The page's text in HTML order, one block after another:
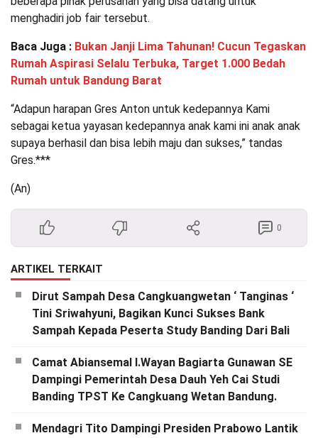
menghadiri job fair tersebut.
Baca Juga : Bukan Janji Lima Tahunan! Cucun Tegaskan
Rumah Aspirasi Selalu Terbuka, Target 1.000 Bedah
Rumah untuk Bandung Barat
“Adapun harapan Gres Anton untuk kedepannya Kami
sebagai ketua yayasan kedepannya anak kami ini anak anak
supaya berhasil dan bisa lebih maju dan sukses,” tandas
Gres.***
(An)
0
ARTIKEL TERKAIT
Dirut Sampah Desa Cangkuangwetan ‘ Tanginas ‘
Tini Sriwahyuni, Bagikan Kunci Sukses Bank
Sampah Kepada Peserta Study Banding Dari Bali
Camat Abiansemal I.Wayan Bagiarta Gunawan SE
Dampingi Pemerintah Desa Dauh Yeh Cai Studi
Banding TPST Ke Cangkuang Wetan Bandung.
Mendagri Tito Dampingi Presiden Prabowo Lantik